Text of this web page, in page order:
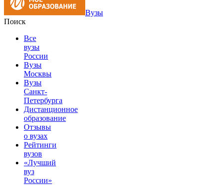
Вузы
Поиск
Все
вузы
России
Вузы
Москвы
Вузы
Санкт-
Петербурга
Дистанционное
образование
Отзывы
о вузах
Рейтинги
вузов
«Лучший
вуз
России»